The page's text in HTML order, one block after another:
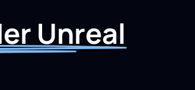
Unreal